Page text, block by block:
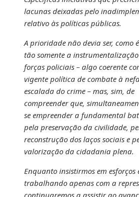
lacunas deixadas pelo
relativo às políticas públicas.
A prioridade não devia ser, como
tão somente a
forças policiais – algo coerente
vigente política de combate à
escalada do crime – mas, sim, de
compreender que,
se empreender a fundamental
pela preservação da civilidade,
reconstrução dos laços sociais e
valorização da cidadania plena.
Enquanto insistirmos em esforços
trabalhando apenas com a